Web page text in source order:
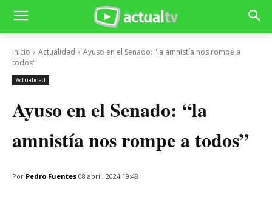
Inicio Actualidad
Ayuso en el Senado: "la amnistía nos rompe a
todos"
Actualidad
Ayuso en el Senado: “la
amnistía nos rompe a todos”
Por Pedro Fuentes 08 abril, 2024 19:48